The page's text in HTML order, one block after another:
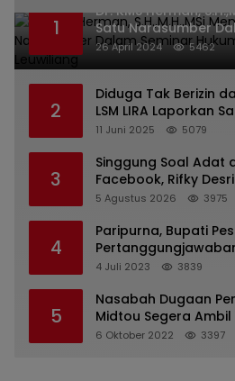
1
Dr. KMS Herman,
Satu Narasumber
kesehatan Di RSUD
26 April 2024 5462
2
Diduga Tak Berizin
LSM LIRA Laporkan
Kejaksaan Kota Batu
11 Juni 2025 5079
3
Singgung Soal Adat
Facebook, Rifky
PDA dan Bupati Kubar
5 Agustus 2026 3975
4
Paripurna, Bupati
2022
4 Juli 2023 3839
5
Nasabah Dugaan
Midtou Segera
6 Oktober 2022 3397